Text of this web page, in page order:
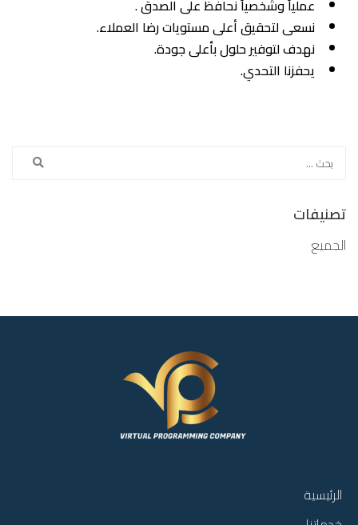
عملياً وشخصياً نحافظ على الصدق .
نسعى لتحقيق أعلى مستويات رضا العملاء.
نهدف لتوفير حلول بأعلى جودة.
يحفزنا التحدي.
تصنيفات
الجميع
الرئيسية